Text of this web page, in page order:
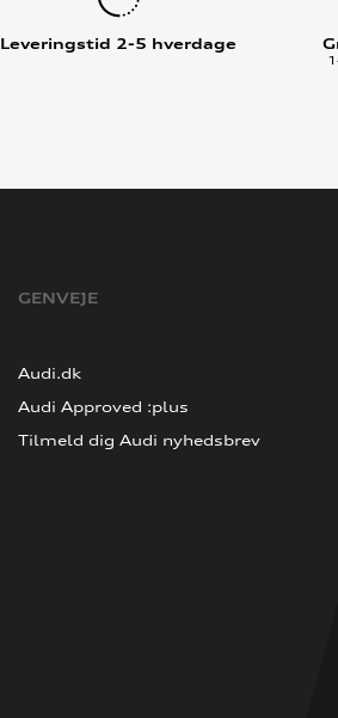
Leveringstid 2-5 hverdage
GENVEJE
Audi.dk
Audi Approved :plus
Tilmeld dig Audi nyhedsbrev